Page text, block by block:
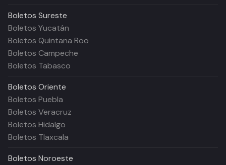
Boletos Sureste
Boletos Yucatán
Boletos Quintana Roo
Boletos Campeche
Boletos Tabasco
Boletos Oriente
Boletos Puebla
Boletos Veracruz
Boletos Hidalgo
Boletos Tlaxcala
Boletos Noroeste